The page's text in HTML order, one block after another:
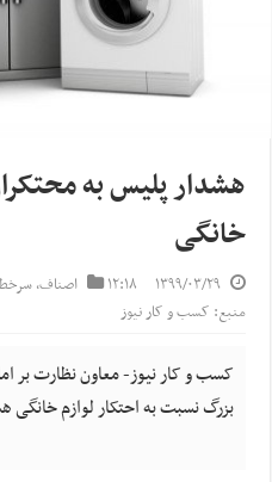
هشدار پلیس به
خانگی
۱۳۹۹/۰۳/۲۹ ۱۲:۱۸ اصناف,
منبع: کسب و کار نیوز
کسب و کار نیوز- معاون نظارت بر
بزرگ نسبت به احتکار لوازم خانگی